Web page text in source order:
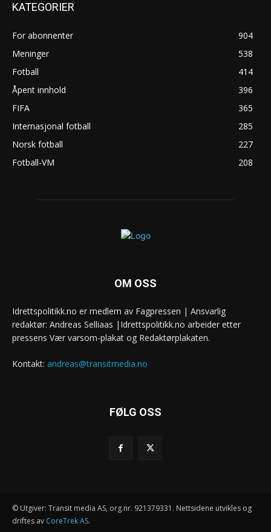
KATEGORIER
For abonnenter
904
Meninger
538
Fotball
414
Åpent innhold
396
FIFA
365
Internasjonal fotball
285
Norsk fotball
227
Fotball-VM
208
OM OSS
Idrettspolitikk.no er medlem av Fagpressen | Ansvarlig
redaktør: Andreas Selliaas |Idrettspolitikk.no arbeider etter
pressens Vær varsom-plakat og Redaktørplakaten.
Kontakt: andreas@transitmedia.no
FØLG OSS
© Utgiver: Transit media AS, org.nr. 921379331. Nettsidene utvikles og
driftes av CoreTrek AS.